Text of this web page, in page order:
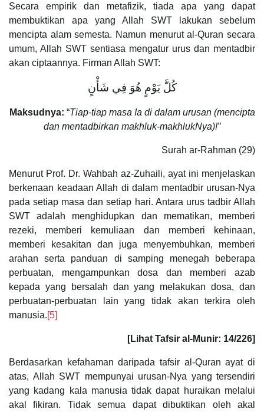
Secara empirik dan metafizik, tiada apa yang dapat
membuktikan apa yang Allah SWT lakukan sebelum
mencipta alam semesta. Namun menurut al-Quran secara
umum, Allah SWT sentiasa mengatur urus dan mentadbir
akan ciptaannya. Firman Allah SWT:
كُلَّ يَوْمٍ هُوَ فِي شَأْنٍ
Maksudnya: “Tiap-tiap masa Ia di dalam urusan (mencipta
dan mentadbirkan makhluk-makhlukNya)!”
Surah ar-Rahman (29)
Menurut Prof. Dr. Wahbah az-Zuhaili, ayat ini menjelaskan
berkenaan keadaan Allah di dalam mentadbir urusan-Nya
pada setiap masa dan setiap hari. Antara urus tadbir Allah
SWT adalah menghidupkan dan mematikan, memberi
rezeki, memberi kemuliaan dan memberi kehinaan,
memberi kesakitan dan juga menyembuhkan, memberi
arahan serta panduan di samping menegah beberapa
perbuatan, mengampunkan dosa dan memberi azab
kepada yang bersalah dan yang melakukan dosa, dan
perbuatan-perbuatan lain yang tidak akan terkira oleh
manusia.[5]
[Lihat Tafsir al-Munir: 14/226]
Berdasarkan kefahaman daripada tafsir al-Quran ayat di
atas, Allah SWT mempunyai urusan-Nya yang tersendiri
yang kadang kala manusia tidak dapat huraikan melalui
akal fikiran. Tidak semua dapat dibuktikan oleh akal